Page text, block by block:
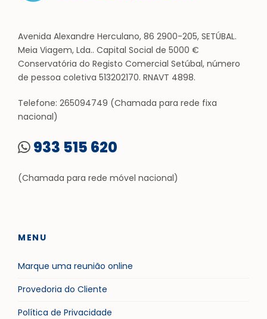
Avenida Alexandre Herculano, 86 2900-205, SETÚBAL.
Meia Viagem, Lda.. Capital Social de 5000 €
Conservatória do Registo Comercial Setúbal, número
de pessoa coletiva 513202170. RNAVT 4898.
Telefone: 265094749 (Chamada para rede fixa
nacional)
933 515 620
(Chamada para rede móvel nacional)
MENU
Marque uma reunião online
Provedoria do Cliente
Política de Privacidade